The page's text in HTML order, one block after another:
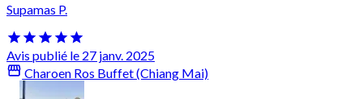
Supamas P.
Avis publié le 27 janv. 2025
Charoen Ros Buffet (Chiang Mai)